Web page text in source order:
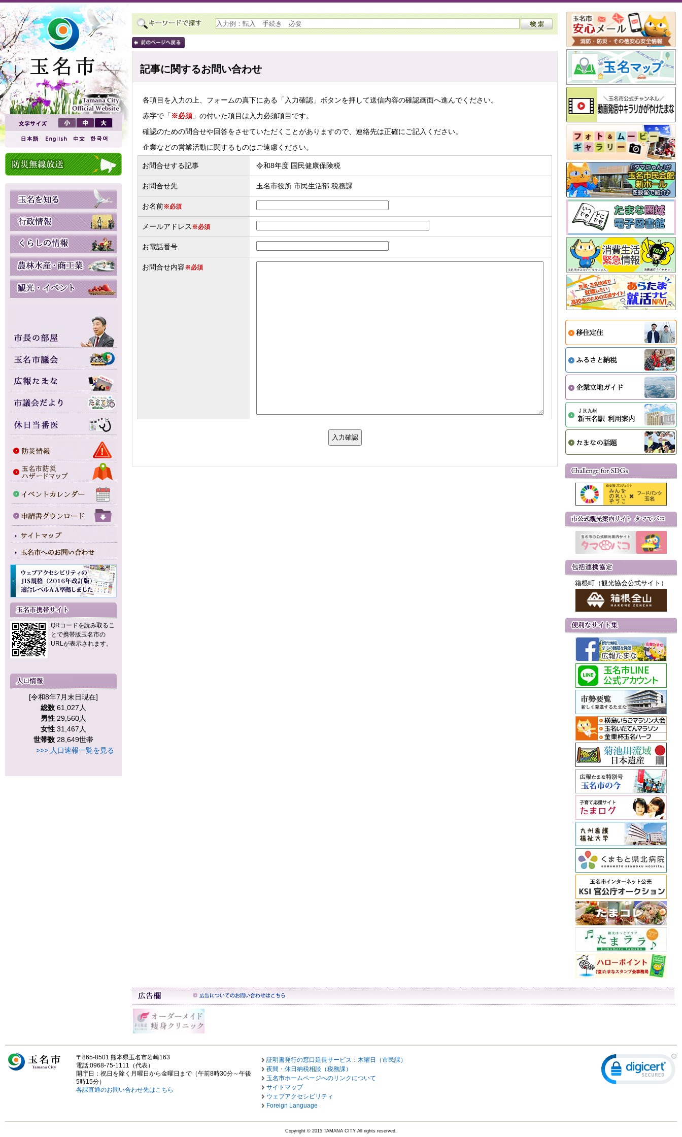
QRコードを読み取るこ
とで携帯版玉名市の
URLが表示されます。
[令和8年7月末日現在]
総数 61,027人
男性 29,560人
女性 31,467人
世帯数 28,649世帯
>>> 人口速報一覧を見る
記事に関するお問い合わせ
各項目を入力の上、フォームの真下にある「入力確認」ボタンを押して送信内容の確認画面へ進んでください。
赤字で「 ※必須 」の付いた項目は入力必須項目です。
確認のための問合せや回答をさせていただくことがありますので、連絡先は正確にご記入ください。
企業などの営業活動に関するものはご遠慮ください。
お問合せする記事 令和8年度 国民健康保険税
お問合せ先 玉名市役所 市民生活部 税務課
お名前※必須
メールアドレス ※必須
お電話番号
お問合せ内容※必須
箱根町（観光協会公式サイト）
〒865-8501 熊本県玉名市岩崎163
電話:0968-75-1111（代表）
開庁日：祝日を除く月曜日から金曜日まで（午前8時30分～午後
5時15分）
各課直通のお問い合わせ先はこちら
証明書発行の窓口延長サービス：木曜日（市民課）
夜間・休日納税相談（税務課）
玉名市ホームページへのリンクについて
サイトマップ
ウェブアクセシビリティ
Foreign Language
Copyright © 2015 TAMANA CITY All rights reserved.